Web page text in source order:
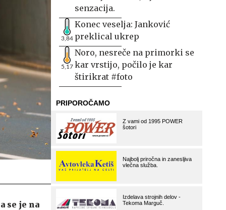
se je na
senzacija.
3,84
Konec veselja: Janković
preklical ukrep
5,17
Noro, nesreče na primorki se
kar vrstijo, počilo je kar
štirikrat #foto